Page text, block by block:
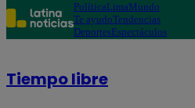
PolíticaLimaMundo
Te ayudoTendencias
DeportesEspectáculos
Tiempo libre